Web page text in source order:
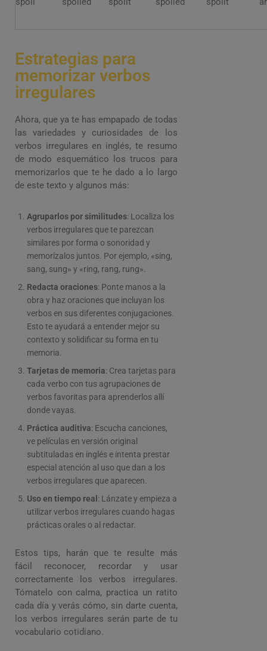
Estrategias para
memorizar verbos
irregulares
Ahora, que ya te has empapado de todas
las variedades y curiosidades de los
verbos irregulares en inglés, te resumo
de modo esquemático los trucos para
memorizarlos que te he dado a lo largo
de este texto y algunos más:
Agruparlos por similitudes: Localiza los
verbos irregulares que te parezcan
similares por forma o sonoridad y
memorízalos juntos. Por ejemplo, «sing,
sang, sung» y «ring, rang, rung».
Redacta oraciones: Ponte manos a la
obra y haz oraciones que incluyan los
verbos en sus diferentes conjugaciones.
Esto te ayudará a entender mejor su
contexto y solidificar su forma en tu
memoria.
Tarjetas de memoria: Crea tarjetas para
cada verbo con tus agrupaciones de
verbos favoritas para aprenderlos allí
donde vayas.
Práctica auditiva: Escucha canciones,
ve películas en versión original
subtituladas en inglés e intenta prestar
especial atención al uso que dan a los
verbos irregulares que aparecen.
Uso en tiempo real : Lánzate y empieza a
utilizar verbos irregulares cuando hagas
prácticas orales o al redactar.
Estos tips, harán que te resulte más
fácil reconocer, recordar y usar
correctamente los verbos irregulares.
Tómatelo con calma, practica un ratito
cada día y verás cómo, sin darte cuenta,
los verbos irregulares serán parte de tu
vocabulario cotidiano.